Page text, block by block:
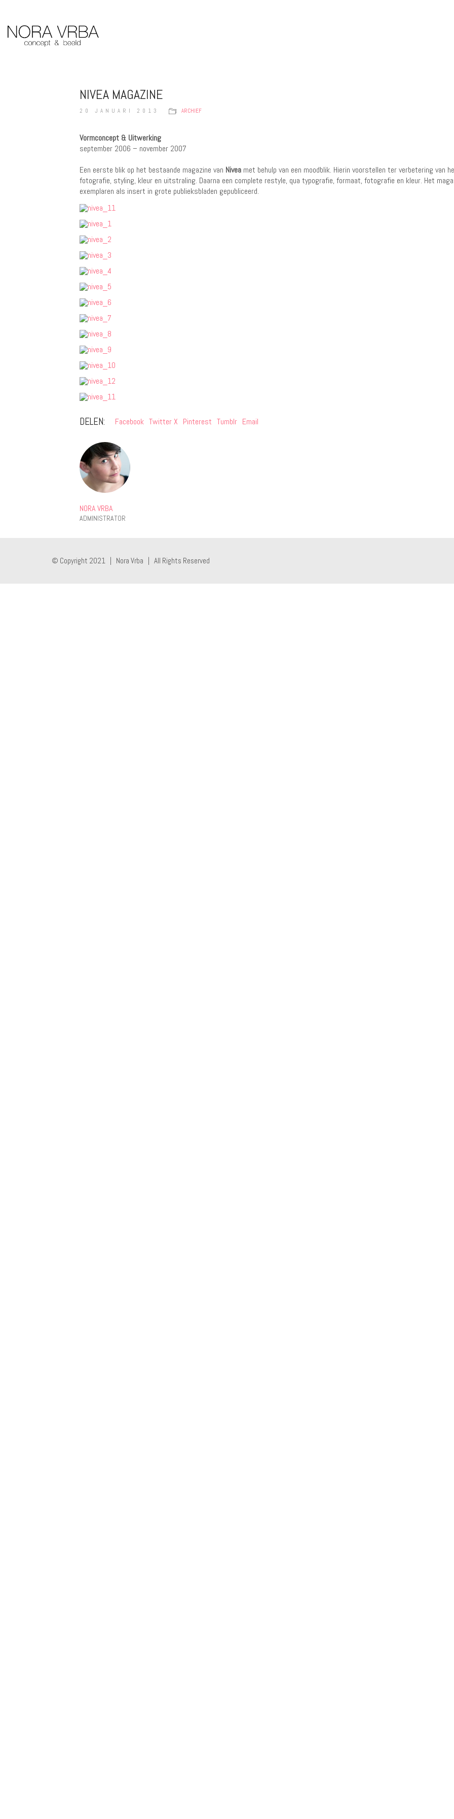
NIVEA MAGAZINE
20 JANUARI 2013 ARCHIEF
Vormconcept & Uitwerking
september 2006 – november 2007
Een eerste blik op het bestaande magazine van Nivea met behulp van een moodblik. Hierin voorstellen ter verbetering van
fotografie, styling, kleur en uitstraling. Daarna een complete restyle, qua typografie, formaat, fotografie en kleur. Het
exemplaren als insert in grote publieksbladen gepubliceerd.
DELEN: Facebook Twitter X Pinterest Tumblr Email
NORA VRBA
ADMINISTRATOR
© Copyright 2021 | Nora Vrba | All Rights Reserved